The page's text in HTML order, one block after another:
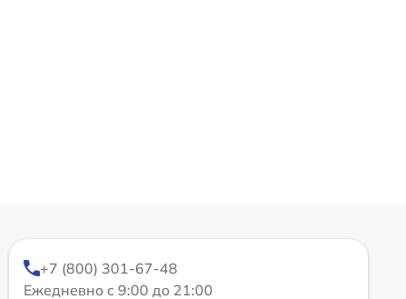
+7 (800) 301-67-48
Ежедневно с 9:00 до 21:00